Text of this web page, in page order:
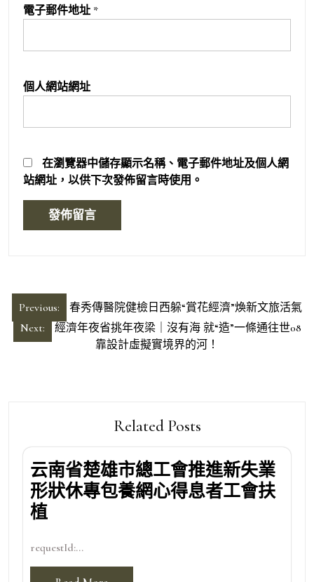
電子郵件地址 *
個人網站網址
在瀏覽器中儲存顯示名稱、電子郵件地址及個人網
站網址，以供下次發佈留言時使用。
文
章
導
Previous:
春秀傳醫院健檢日西躲“賞花經濟”煥新文旅活氣
Next:
經濟年夜省挑年夜梁｜沒有海 就“造”一條通往世08
靠設計虛擬實境界的河！
Related Posts
云南省楚雄市總工會推進新失業
形狀休專包養網心得息者工會扶
植
requestId:...